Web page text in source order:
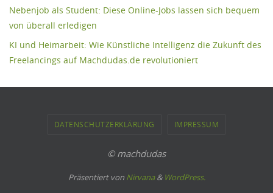
Nebenjob als Student: Diese Online-Jobs lassen sich bequem
von überall erledigen
KI und Heimarbeit: Wie Künstliche Intelligenz die Zukunft des
Freelancings auf Machdudas.de revolutioniert
DATENSCHUTZERKLÄRUNG IMPRESSUM
© machdudas
Präsentiert von Nirvana& WordPress.